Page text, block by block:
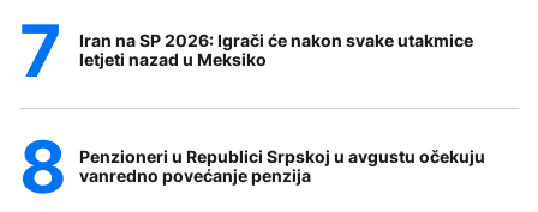
Iran na SP 2026: Igrači će nakon svake utakmice
letjeti nazad u Meksiko
Penzioneri u Republici Srpskoj u avgustu očekuju
vanredno povećanje penzija